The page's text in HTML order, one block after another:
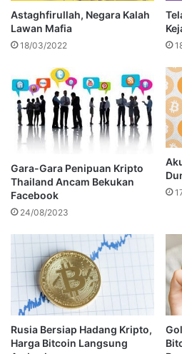
Astaghfirullah, Negara Kalah
Lawan Mafia
18/03/2022
Gara-Gara Penipuan Kripto
Thailand Ancam Bekukan
Facebook
24/08/2023
Rusia Bersiap Hadang Kripto,
Harga Bitcoin Langsung